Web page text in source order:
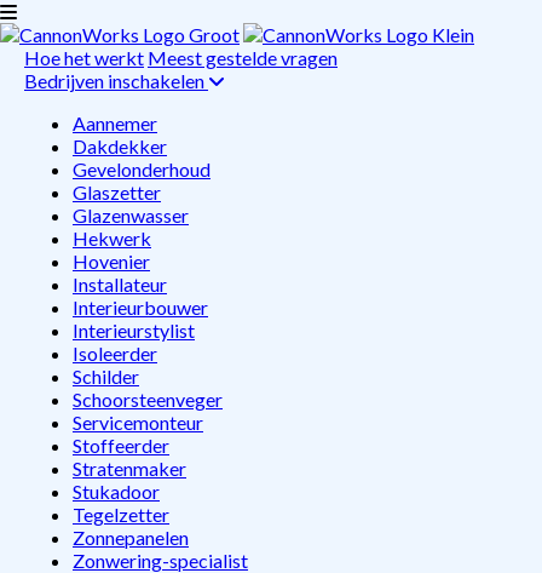
Hoe het werkt Meest gestelde vragen
Bedrijven inschakelen
Aannemer
Dakdekker
Gevelonderhoud
Glaszetter
Glazenwasser
Hekwerk
Hovenier
Installateur
Interieurbouwer
Interieurstylist
Isoleerder
Schilder
Schoorsteenveger
Servicemonteur
Stoffeerder
Stratenmaker
Stukadoor
Tegelzetter
Zonnepanelen
Zonwering-specialist